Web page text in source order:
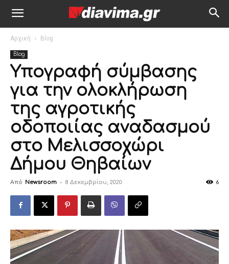
Αρχική Blog
Blog
Υπογραφή σύμβασης
για την ολοκλήρωση
της αγροτικής
οδοποιίας αναδασμού
στο Μελισσοχώρι
Δήμου Θηβαίων
Από Newsroom - 8 Δεκεμβρίου, 2020 6